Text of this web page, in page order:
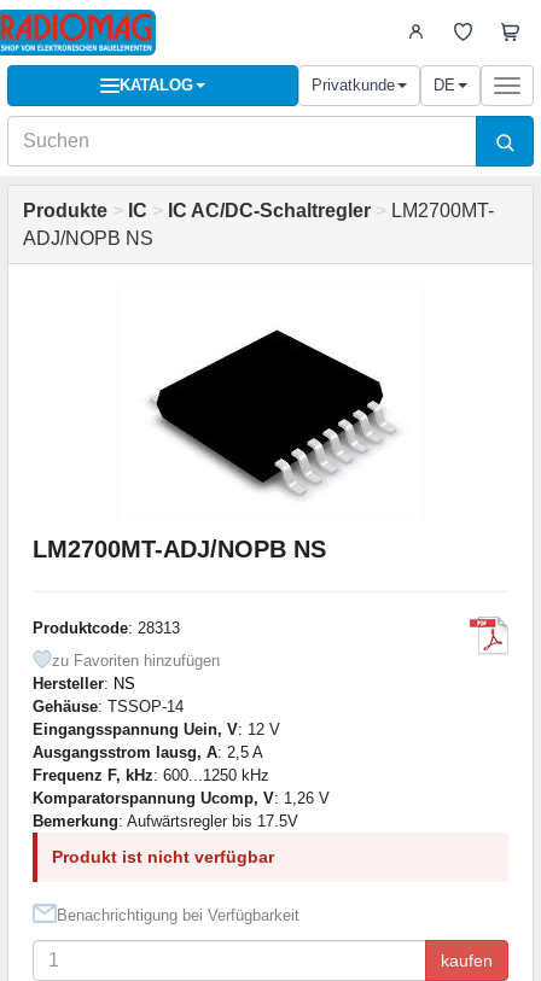
KATALOG Privatkunde DE
Produkte > IC > IC AC/DC-Schaltregler > LM2700MT-
ADJ/NOPB NS
LM2700MT-ADJ/NOPB NS
Produktcode: 28313
zu Favoriten hinzufügen
Hersteller: NS
Gehäuse: TSSOP-14
Eingangsspannung Uein, V: 12 V
Ausgangsstrom Iausg, A: 2,5 A
Frequenz F, kHz: 600...1250 kHz
Komparatorspannung Ucomp, V: 1,26 V
Bemerkung: Aufwärtsregler bis 17.5V
Produkt ist nicht verfügbar
Benachrichtigung bei Verfügbarkeit
kaufen